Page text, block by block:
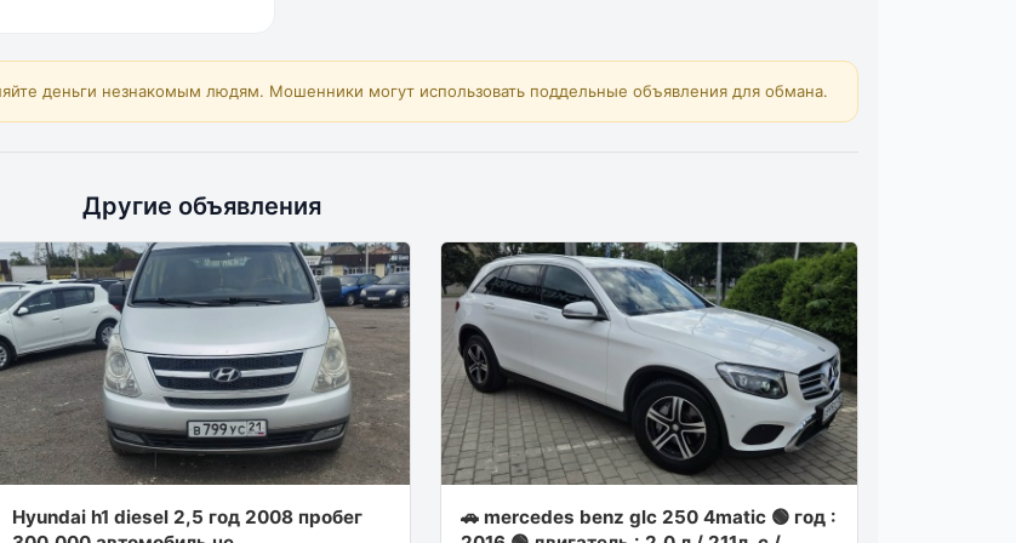
деньги незнакомым людям. Мошенники могут использовать поддельные объявления для обмана.
Другие объявления
Hyundai h1 diesel 2,5 год 2008 пробег
🚗 mercedes benz glc 250 4matic 🟢 год :